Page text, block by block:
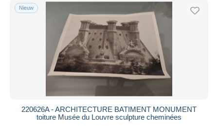
Nieuw
220626A - ARCHITECTURE BATIMENT MONUMENT
toiture Musée du Louvre sculpture cheminées